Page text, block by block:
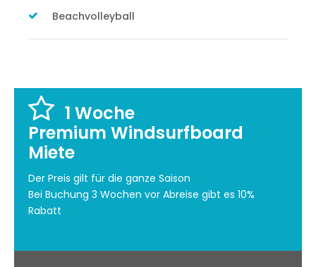
Beachvolleyball
1 Woche
Premium Windsurfboard
Miete
Der Preis gilt für die ganze Saison
Bei Buchung 3 Wochen vor Abreise gibt es 10%
Rabatt